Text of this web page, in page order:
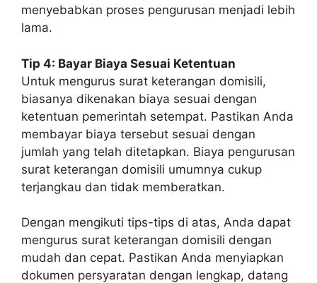
menyebabkan proses pengurusan menjadi lebih
lama.
Tip 4: Bayar Biaya Sesuai Ketentuan
Untuk mengurus surat keterangan domisili,
biasanya dikenakan biaya sesuai dengan
ketentuan pemerintah setempat. Pastikan Anda
membayar biaya tersebut sesuai dengan
jumlah yang telah ditetapkan. Biaya pengurusan
surat keterangan domisili umumnya cukup
terjangkau dan tidak memberatkan.
Dengan mengikuti tips-tips di atas, Anda dapat
mengurus surat keterangan domisili dengan
mudah dan cepat. Pastikan Anda menyiapkan
dokumen persyaratan dengan lengkap, datang